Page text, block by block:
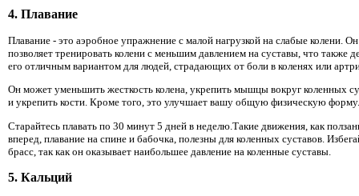
4. Плавание
Плавание - это аэробное упражнение с малой нагрузкой на слабые колени. Он
позволяет тренировать колени с меньшим давлением на суставы, что также
его отличным вариантом для людей, страдающих от боли в коленях или
Он может уменьшить жесткость колена, укрепить мышцы вокруг коленных
и укрепить кости. Кроме того, это улучшает вашу общую физическую форму.
Старайтесь плавать по 30 минут 5 дней в неделю.Такие движения, как
вперед, плавание на спине и бабочка, полезны для коленных суставов.
брасс, так как он оказывает наибольшее давление на коленные суставы.
5. Кальций